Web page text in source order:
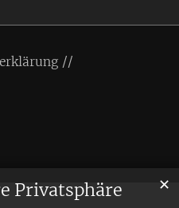
Privatsphäre ✕